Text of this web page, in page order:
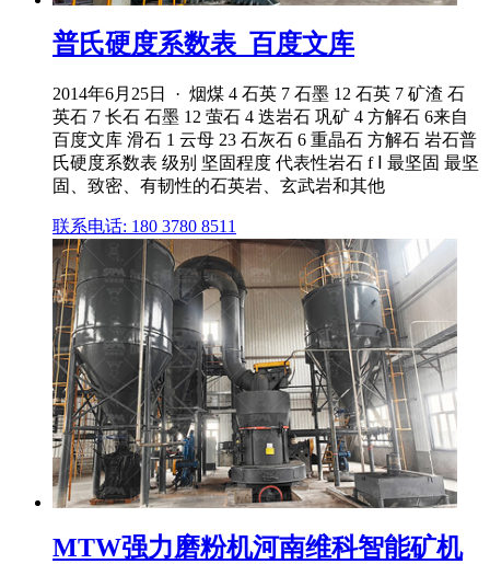
普氏硬度系数表_百度文库
2014年6月25日 · 烟煤 4 石英 7 石墨 12 石英 7 矿渣 石
英石 7 长石 石墨 12 萤石 4 迭岩石 巩矿 4 方解石 6来自
百度文库 滑石 1 云母 23 石灰石 6 重晶石 方解石 岩石普
氏硬度系数表 级别 坚固程度 代表性岩石 f Ⅰ 最坚固 最坚
固、致密、有韧性的石英岩、玄武岩和其他
联系电话: 180 3780 8511
MTW强力磨粉机河南维科智能矿机